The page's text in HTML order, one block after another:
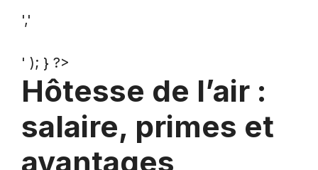
','
' ); } ?>
Hôtesse de l’air :
salaire, primes et
avantages